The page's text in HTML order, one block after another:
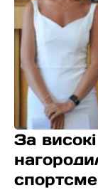
За